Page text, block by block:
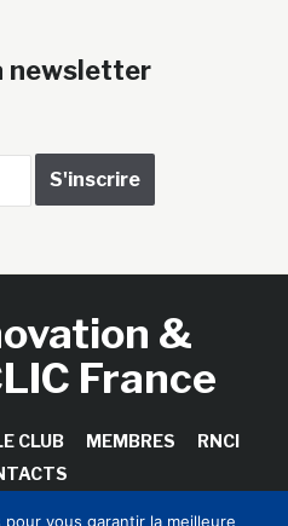
newsletter
&
France
CLUB MEMBRES
RNCI
vous garantir la meilleure